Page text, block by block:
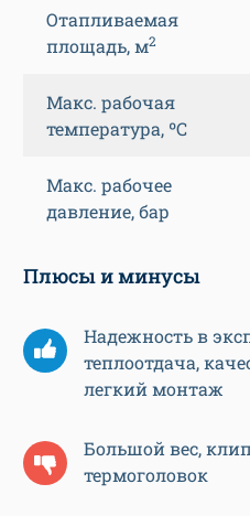
Отапливаемая
площадь, м2
Макс. рабочая
температура, ºС
Макс. рабочее
давление, бар
Плюсы и минусы
Надежность в
теплоотдача,
легкий монтаж
Большой вес,
термоголовок